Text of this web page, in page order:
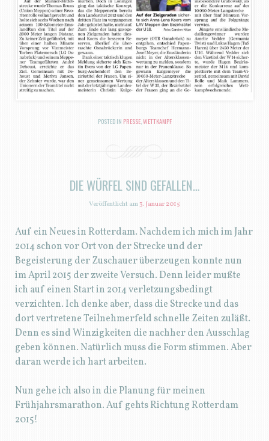
POSTED IN PRESSE,WETTKAMPF
DIE WÜRFEL SIND GEFALLEN…
Veröffentlicht am3. Januar 2015
Auf ein Neues in Rotterdam. Nachdem ich mich im Jahr
2014 schon vor Ort von der Strecke und der
Begeisterung der Zuschauer überzeugen konnte nun
im April 2015 der zweite Versuch. Denn leider mußte
ich auf einen Start in 2014 verletzungsbedingt
verzichten. Ich denke aber, dass die Strecke und das
dort vertretene Teilnehmerfeld schnelle Zeiten zuläßt.
Denn es sind Winzigkeiten die nachher den Ausschlag
geben können. Natürlich muss die Form stimmen. Aber
daran werde ich hart arbeiten.
Nun gehe ich also in die Planung für meinen
Frühjahrsmarathon. Auf gehts Richtung Rotterdam
2015!